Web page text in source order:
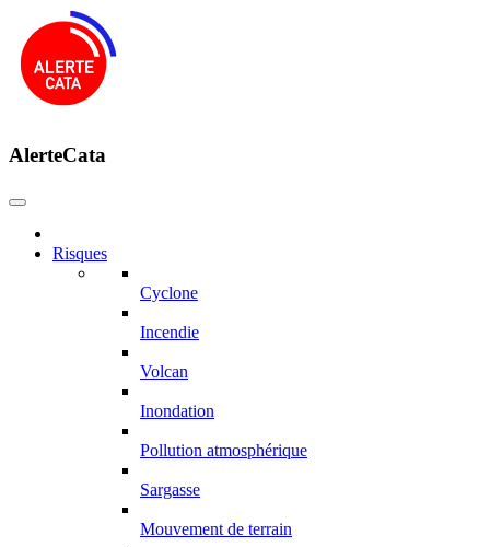
AlerteCata
Risques
Cyclone
Incendie
Volcan
Inondation
Pollution atmosphérique
Sargasse
Mouvement de terrain